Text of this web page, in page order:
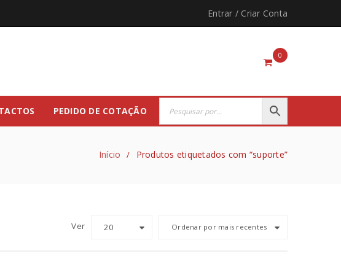
Entrar / Criar Conta
0
PEDIDO DE COTAÇÃO
Início / Produtos etiquetados com “suporte”
Ordenar por mais recentes
Ver 20